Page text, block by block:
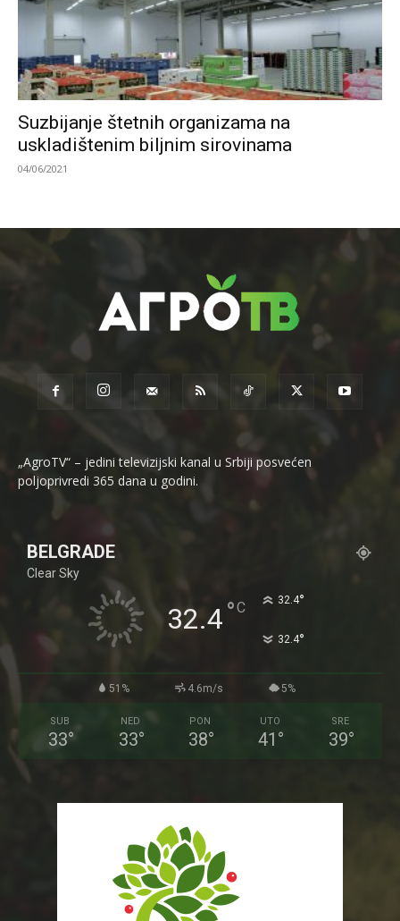
Suzbijanje štetnih organizama na
uskladištenim biljnim sirovinama
04/06/2021
„AgroTV“ – jedini televizijski kanal u Srbiji posvećen
poljoprivredi 365 dana u godini.
BELGRADE
Clear Sky
32.4°C 32.4°
32.4°
51% 4.6m/s 5%
SUB
33°
NED
33°
PON
38°
UTO
41 °
SRE
39°